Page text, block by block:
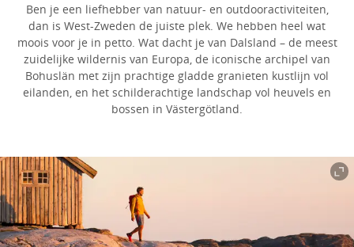
Ben je een liefhebber van natuur- en outdooractiviteiten,
dan is West-Zweden de juiste plek. We hebben heel wat
moois voor je in petto. Wat dacht je van Dalsland – de meest
zuidelijke wildernis van Europa, de iconische archipel van
Bohuslän met zijn prachtige gladde granieten kustlijn vol
eilanden, en het schilderachtige landschap vol heuvels en
bossen in Västergötland.